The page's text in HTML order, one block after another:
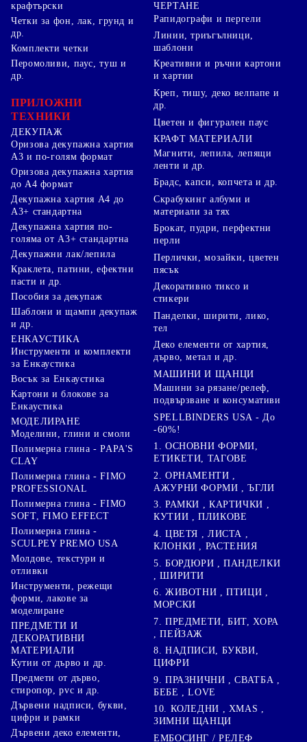
крафтърски
Четки за фон, лак, грунд и
др.
Комплекти четки
ЧЕРТАНЕ
Рапидографи и пергели
Линии, триъгълници,
шаблони
Перомоливи, паус, туш и
др.
ПРИЛОЖНИ
ТЕХНИКИ
ДЕКУПАЖ
Оризова декупажна хартия
А3 и по-голям формат
Оризова декупажна хартия
до А4 формат
Декупажна хартия А4 до
А3+ стандартна
Декупажна хартия по-
голяма от А3+ стандартна
Декупажни лак/лепила
Краклета, патини, ефектни
пасти и др.
Пособия за декупаж
Шаблони и щампи декупаж
и др.
ЕНКАУСТИКА
Инструменти и комплекти
за Енкаустика
Восък за Енкаустика
Картони и блокове за
Енкаустика
МОДЕЛИРАНЕ
Моделини, глини и смоли
Полимерна глина - PAPA'S
CLAY
Полимерна глина - FIMO
PROFESSIONAL
Полимерна глина - FIMO
SOFT, FIMO EFFECT
Полимерна глина -
SCULPEY PREMO USA
Молдове, текстури и
отливки
Инструменти, режещи
форми, лакове за
моделиране
ПРЕДМЕТИ И
ДЕКОРАТИВНИ
МАТЕРИАЛИ
Кутии от дърво и др.
Предмети от дърво,
стиропор, pvc и др.
Дървени надписи, букви,
цифри и рамки
Дървени деко елементи,
Креативни и ръчни картони
и хартии
Креп, тишу, деко велпапе и
др.
Цветен и фигурален паус
КРАФТ МАТЕРИАЛИ
Магнити, лепила, лепящи
ленти и др.
Брадс, капси, копчета и др.
Скрабукинг албуми и
материали за тях
Брокат, пудри, перфектни
перли
Перлички, мозайки, цветен
пясък
Декоративно тиксо и
стикери
Панделки, ширити, лико,
тел
Деко елементи от хартия,
дърво, метал и др.
МАШИНИ И ЩАНЦИ
Машини за рязане/релеф,
подвързване и консумативи
SPELLBINDERS USA - До
-60%!
1. ОСНОВНИ ФОРМИ,
ЕТИКЕТИ, ТАГОВЕ
2. ОРНАМЕНТИ ,
АЖУРНИ ФОРМИ , ЪГЛИ
3. РАМКИ , КАРТИЧКИ ,
КУТИИ , ПЛИКОВЕ
4. ЦВЕТЯ , ЛИСТА ,
КЛОНКИ , РАСТЕНИЯ
5. БОРДЮРИ , ПАНДЕЛКИ
, ШИРИТИ
6. ЖИВОТНИ , ПТИЦИ ,
МОРСКИ
7. ПРЕДМЕТИ, БИТ, ХОРА
, ПЕЙЗАЖ
8. НАДПИСИ, БУКВИ,
ЦИФРИ
9. ПРАЗНИЧНИ , СВАТБА ,
БЕБЕ , LOVE
10. КОЛЕДНИ , XMAS ,
ЗИМНИ ЩАНЦИ
ЕМБОСИНГ / РЕЛЕФ